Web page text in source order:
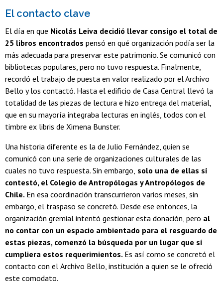
El contacto clave
El día en que Nicolás Leiva decidió llevar consigo el total de
25 libros encontrados pensó en qué organización podía ser la
más adecuada para preservar este patrimonio. Se comunicó con
bibliotecas populares, pero no tuvo respuesta. Finalmente,
recordó el trabajo de puesta en valor realizado por el Archivo
Bello y los contactó. Hasta el edificio de Casa Central llevó la
totalidad de las piezas de lectura e hizo entrega del material,
que en su mayoría integraba lecturas en inglés, todos con el
timbre ex libris de Ximena Bunster.
Una historia diferente es la de Julio Fernández, quien se
comunicó con una serie de organizaciones culturales de las
cuales no tuvo respuesta. Sin embargo, solo una de ellas sí
contestó, el Colegio de Antropólogas y Antropólogos de
Chile. En esa coordinación transcurrieron varios meses, sin
embargo, el traspaso se concretó. Desde ese entonces, la
organización gremial intentó gestionar esta donación, pero al
no contar con un espacio ambientado para el resguardo de
estas piezas, comenzó la búsqueda por un lugar que sí
cumpliera estos requerimientos. Es así como se concretó el
contacto con el Archivo Bello, institución a quien se le ofreció
este comodato.